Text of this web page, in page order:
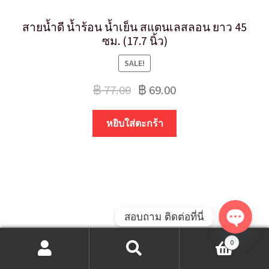
สายน้ำดี น้ำร้อน น้ำเย็น สแตนเลสลอน ยาว 45
ซม. (17.7 นิ้ว)
SALE!
฿77.00 ฿ 69.00
หยิบใส่ตะกร้า
0
สอบถาม ติดต่อที่นี่
O